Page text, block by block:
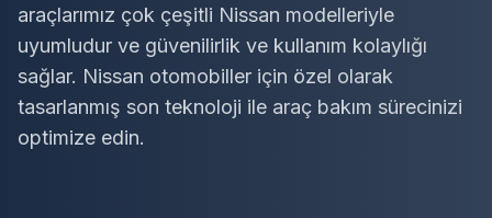
araçlarımız çok çeşitli Nissan modelleriyle
uyumludur ve güvenilirlik ve kullanım kolaylığı
sağlar. Nissan otomobiller için özel olarak
tasarlanmış son teknoloji ile araç bakım sürecinizi
optimize edin.